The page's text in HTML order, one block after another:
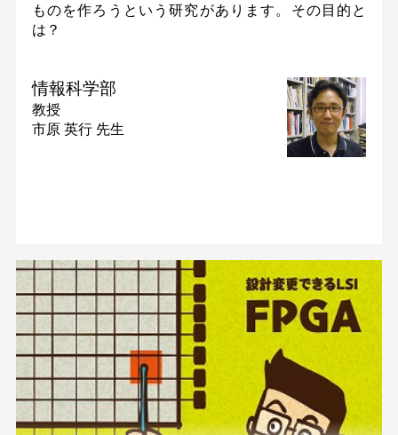
ものを作ろうという研究があります。その目的と
は？
情報科学部
教授
市原 英行 先生